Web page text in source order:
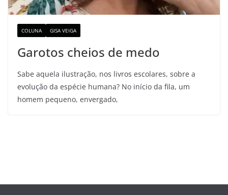
COLUNA GISA VEIGA
Garotos cheios de medo
Sabe aquela ilustração, nos livros escolares, sobre a
evolução da espécie humana? No início da fila, um
homem pequeno, envergado,